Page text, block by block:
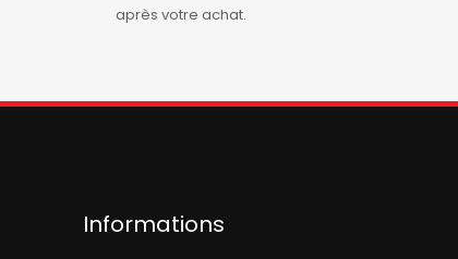
après votre achat.
Informations